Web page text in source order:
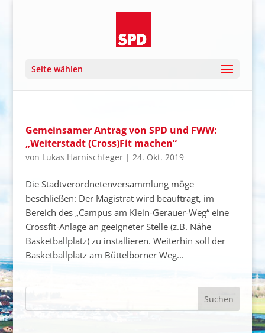
Seite wählen
Gemeinsamer Antrag von SPD und FWW:
„Weiterstadt (Cross)Fit machen“
von Lukas Harnischfeger| 24. Okt. 2019
Die Stadtverordnetenversammlung möge
beschließen: Der Magistrat wird beauftragt, im
Bereich des „Campus am Klein-Gerauer-Weg“ eine
Crossfit-Anlage an geeigneter Stelle (z.B. Nähe
Basketballplatz) zu installieren. Weiterhin soll der
Basketballplatz am Büttelborner Weg...